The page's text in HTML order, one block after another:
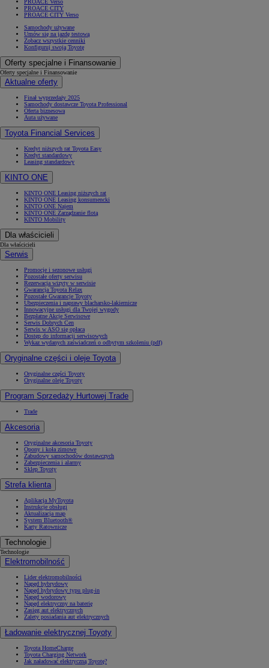
PROACE Verso
PROACE CITY
PROACE CITY Verso
Samochody używane
Umów się na jazdę testową
Zobacz wszystkie cenniki
Konfiguruj swoją Toyotę
Oferty specjalne i Finansowanie
Oferty specjalne i Finansowanie
Aktualne oferty
Finał wyprzedaży 2025
Samochody dostawcze Toyota Professional
Oferta biznesowa
Auta używane
Toyota Financial Services
Kredyt niższych rat Toyota Easy
Kredyt standardowy
Leasing standardowy
KINTO ONE
KINTO ONE Leasing niższych rat
KINTO ONE Leasing konsumencki
KINTO ONE Najem
KINTO ONE Zarządzanie flotą
KINTO Mobility
Dla właścicieli
Dla właścicieli
Serwis
Promocje i sezonowe usługi
Pozostałe oferty serwisu
Rezerwacja wizyty w serwisie
Gwarancja Toyota Relax
Pozostałe Gwarancje Toyoty
Ubezpieczenia i naprawy blacharsko-lakiernicze
Innowacyjne usługi dla Twojej wygody
Bezpłatne Akcje Serwisowe
Serwis Dobrych Cen
Serwis w ASO się opłaca
Dostęp do informacji serwisowych
Wykaz wydanych zaświadczeń o odbytym szkoleniu (pdf)
Oryginalne części i oleje Toyota
Oryginalne części Toyoty
Oryginalne oleje Toyoty
Program Sprzedaży Hurtowej Trade
Trade
Akcesoria
Oryginalne akcesoria Toyoty
Opony i koła zimowe
Zabudowy samochodów dostawczych
Zabezpieczenia i alarmy
Sklep Toyoty
Strefa klienta
Aplikacja MyToyota
Instrukcje obsługi
Aktualizacja map
System Bluetooth®
Karty Ratownicze
Technologie
Technologie
Elektromobilność
Lider elektromobilności
Napęd hybrydowy
Napęd hybrydowy typu plug-in
Napęd wodorowy
Napęd elektryczny na baterię
Zasięg aut elektrycznych
Zalety posiadania aut elektrycznych
Ładowanie elektrycznej Toyoty
Toyota HomeCharge
Toyota Charging Network
Jak naładować elektryczną Toyotę?